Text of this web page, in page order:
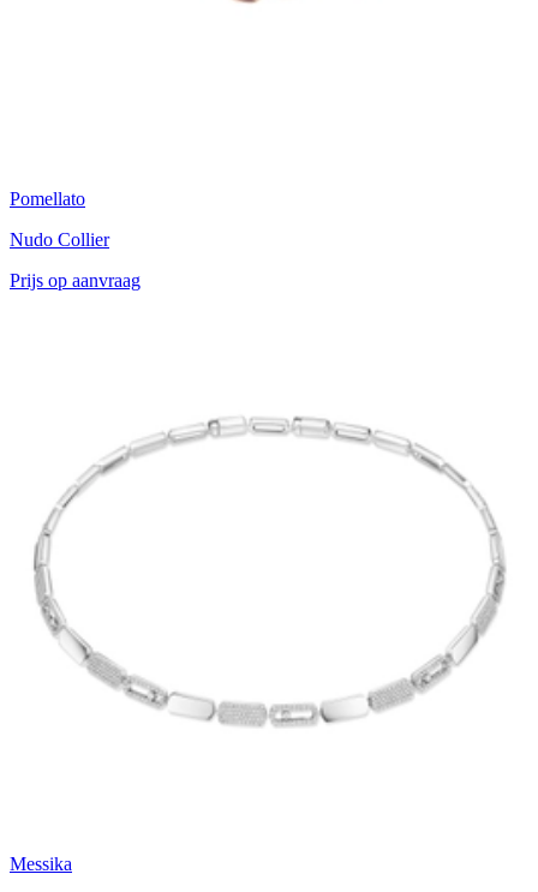
Pomellato
Nudo Collier
Prijs op aanvraag
Messika